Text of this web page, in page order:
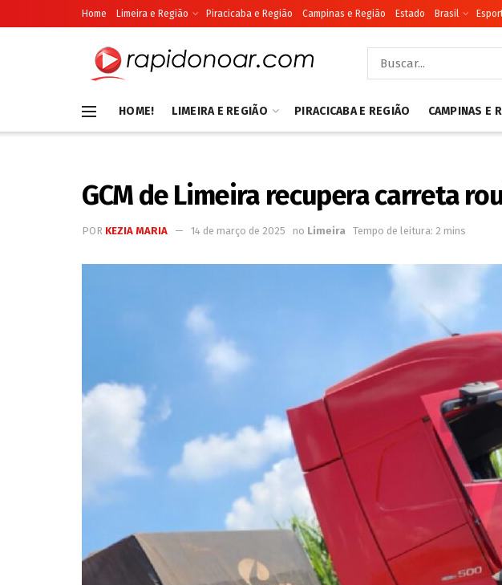
Home Limeira e Região Piracicaba e Região Campinas e Região Estado Brasil
HOME! LIMEIRA E REGIÃO PIRACICABA E REGIÃO CAMPINAS E
GCM de Limeira recupera carreta
POR KEZIA MARIA 14 de março de 2025 no Limeira Tempo de leitura: 2 mins